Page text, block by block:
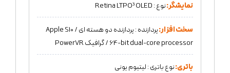
نمایشگر:نوع : Retina LTPO³ OLED
سخت افزار:
پردازنده : پردازنده دو هسته ای / Apple S10
64-bit dual-core processor / گرافیک PowerVR
باتری:نوع باتری : لیتیوم یونی